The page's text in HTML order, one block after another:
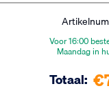
Voor 16:00
Maandag in
Totaal: